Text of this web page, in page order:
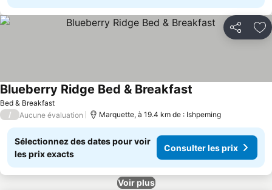
Partager
Bed & Breakfast
Blueberry Ridge Bed & Breakfast
/ Aucune évaluation Marquette, à 19.4 km de : Ishpeming
Sélectionnez des dates pour voir
les prix exacts
Consulter les prix
Voir plus